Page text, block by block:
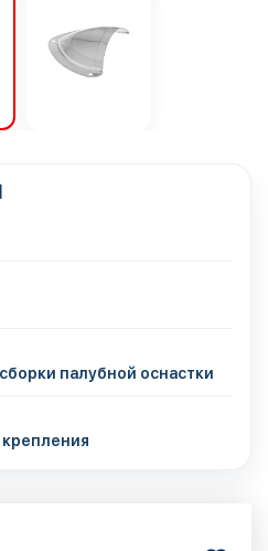
палубной оснастки